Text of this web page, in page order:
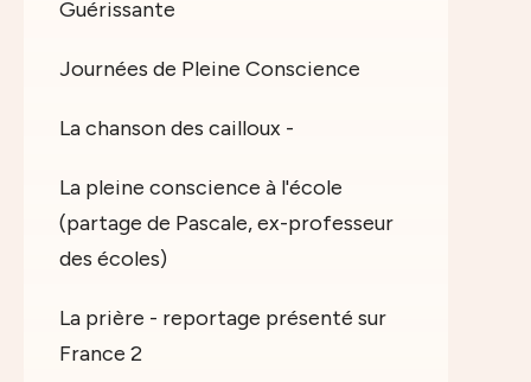
Guérissante
Journées de Pleine Conscience
La chanson des cailloux -
La pleine conscience à l'école
(partage de Pascale, ex-professeur
des écoles)
La prière - reportage présenté sur
France 2